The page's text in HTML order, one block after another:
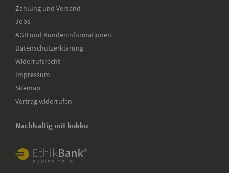
Zahlung und Versand
Jobs
AGB und Kundeninformationen
Datenschutzerklärung
Widerrufsrecht
Impressum
Sitemap
Vertrag widerrufen
Nachhaltig mit kokku